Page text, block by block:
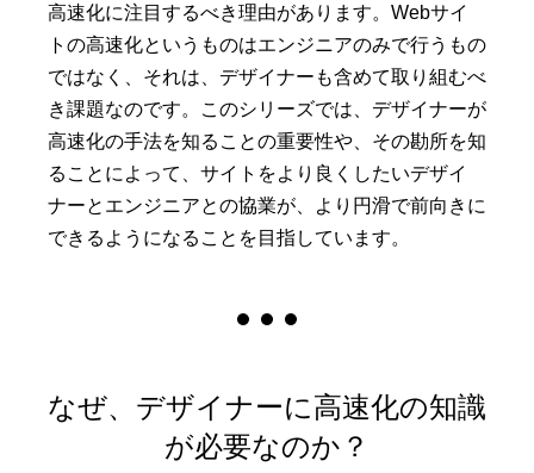
高速化に注目するべき理由があります。Webサイ
トの高速化というものはエンジニアのみで行うもの
ではなく、それは、デザイナーも含めて取り組むべ
き課題なのです。このシリーズでは、デザイナーが
高速化の手法を知ることの重要性や、その勘所を知
ることによって、サイトをより良くしたいデザイ
ナーとエンジニアとの協業が、より円滑で前向きに
できるようになることを目指しています。
なぜ、デザイナーに高速化の知識
が必要なのか？